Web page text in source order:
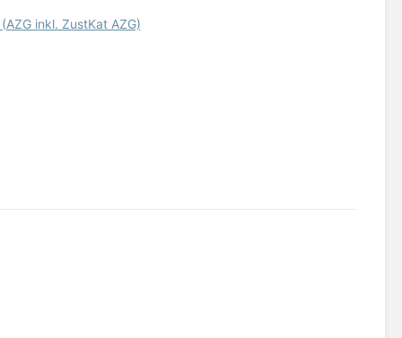
inkl. ZustKat AZG)